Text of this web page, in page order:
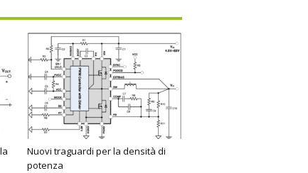
Nuovi traguardi per la densità di
potenza